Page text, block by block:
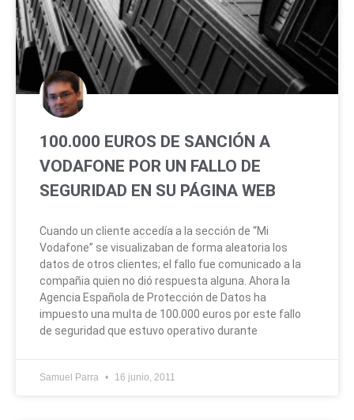
100.000 EUROS DE SANCIÓN A
VODAFONE POR UN FALLO DE
SEGURIDAD EN SU PÁGINA WEB
Cuando un cliente accedía a la sección de “Mi
Vodafone” se visualizaban de forma aleatoria los
datos de otros clientes; el fallo fue comunicado a la
compañia quien no dió respuesta alguna. Ahora la
Agencia Española de Protección de Datos ha
impuesto una multa de 100.000 euros por este fallo
de seguridad que estuvo operativo durante
Samuel Parra 16 junio, 2011